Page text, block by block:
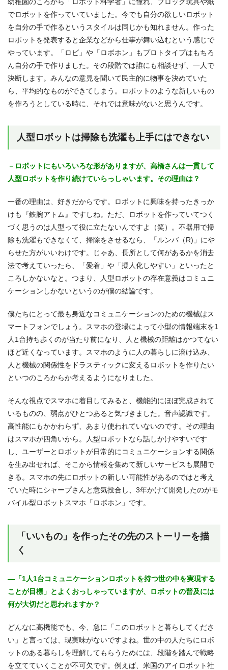
でロボットを作っていていました。今でも自分の欲しいロボット
を自分の手で作るというスタイルは同じかも知れません。作った
ロボットを発表すると企業などから仕事が舞い込むという感じで
やっています。「ロビ」や「ロボホン」もプロトタイプはもちろ
ん自分の手で作りました。その段階では誰にも相談せず、一人で
決断します。みんなの意見を聞いて民主的に物事を決めていた
ら、平均的なものができてしまう。ロボットのような新しいもの
を作ろうとしている時に、それでは意味がないと思うんです。
人型ロボットは掃除も洗濯も上手にはできない
－ロボットにもいろいろな形がありますが、高橋さんは一貫して
人型ロボットを作り続けていらっしゃいます。その理由は？
一番の理由は、好きだからです。ロボットに興味を持ったきっか
けも『鉄腕アトム』ですしね。ただ、ロボットを作っていてつく
づく思うのは人型って役に立たないんですよ（笑）。不器用で掃
除も洗濯もできなくて、掃除をさせるなら、「ルンバ（R)」にや
らせた方がいいわけです。じゃあ、長所として何があるかを消去
法で考えていったら、「愛着」や「擬人化しやすい」といったと
ころしかないなと。つまり、人型ロボットの存在意義はコミュニ
ケーションしかないというのが僕の結論です。
僕たちにとって最も身近なコミュニケーションのための機械はス
マートフォンでしょう。スマホの登場によって小型の情報端末を1
人1台持ち歩くのが当たり前になり、人と機械の距離はかつてない
ほど近くなっています。スマホのように人の暮らしに溶け込み、
人と機械の関係性をドラスティックに変えるロボットを作りたい
といつのころからか考えるようになりました。
そんな視点でスマホに着目してみると、機能的にほぼ完成されて
いるものの、弱点がひとつあると気づきました。音声認識です。
高性能にもかかわらず、あまり使われていないのです。その理由
はスマホが四角いから。人型ロボットなら話しかけやすいです
し、ユーザーとロボットが日常的にコミュニケーションする関係
を生み出せれば、そこから情報を集めて新しいサービスも展開で
きる。スマホの先にロボットの新しい可能性があるのではと考え
ていた時にシャープさんと意気投合し、3年かけて開発したのがモ
バイル型ロボットスマホ「ロボホン」です。
「いいもの」を作ったその先のストーリーを描
く
―「1人1台コミュニケーションロボットを持つ世の中を実現する
ことが目標」とよくおっしゃっていますが、ロボットの普及には
何が大切だと思われますか？
どんなに高機能でも、今、急に「このロボットと暮らしてくださ
い」と言っては、現実味がないですよね。世の中の人たちにロボ
ットのある暮らしを理解してもらうためには、段階を踏んで戦略
を立てていくことが不可欠です。例えば、米国のアイロボット社